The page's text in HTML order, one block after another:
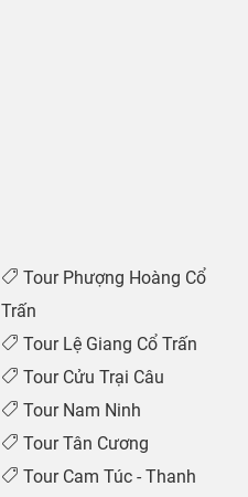
Tour Phượng Hoàng Cổ
Trấn
Tour Lệ Giang Cổ Trấn
Tour Cửu Trại Câu
Tour Nam Ninh
Tour Tân Cương
Tour Cam Túc - Thanh